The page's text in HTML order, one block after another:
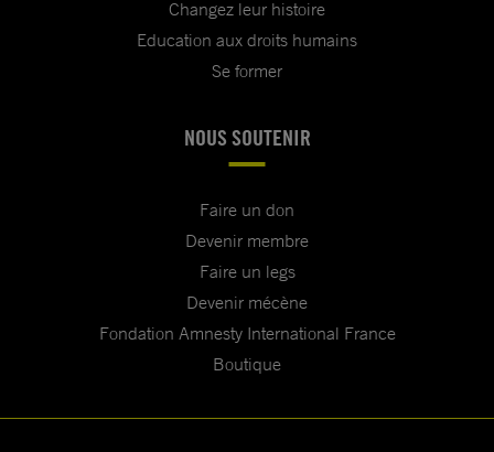
Changez leur histoire
Education aux droits humains
Se former
NOUS SOUTENIR
Faire un don
Devenir membre
Faire un legs
Devenir mécène
Fondation Amnesty International France
Boutique